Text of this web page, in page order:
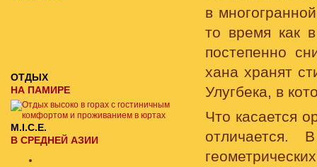
в
то время как
постепенно
хана хранят
Улугбека, в
Что касается
отличается.
ОТДЫХ
НА ПАМИРЕ
M.I.C.E.
В СРЕДНЕЙ АЗИИ